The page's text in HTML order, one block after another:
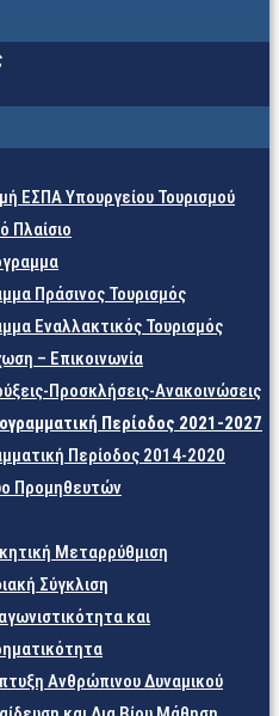
ΕΣΠΑ Υπουργείου Τουρισμού
Πλαίσιο
Πράσινος Τουρισμός
Εναλλακτικός Τουρισμός
– Επικοινωνία
Προσκλήσεις-Ανακοινώσεις
Περίοδος 2021-2027
Περίοδος 2014-2020
Προμηθευτών
Μεταρρύθμιση
Σύγκλιση
και
Ανθρώπινου Δυναμικού